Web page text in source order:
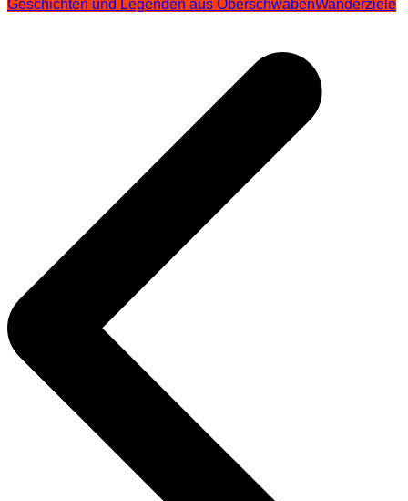
Geschichten und Legenden aus OberschwabenWanderziele